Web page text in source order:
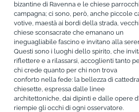
bizantine di Ravenna e le chiese
campagna; ci sono, però, anche piccole
votive, maestà ai bordi della strada,
chiese sconsacrate che emanano un
ineguagliabile fascino e invitano alla
Questi sono i luoghi dello spirito, che
riflettere e a rilassarsi, accoglienti tanto
chi crede quanto per chi non trova
conforto nella fede: la bellezza di
chiesette, espressa dalle linee
architettoniche, dai dipinti e dalle opere
riempie gli occhi di ogni osservatore.